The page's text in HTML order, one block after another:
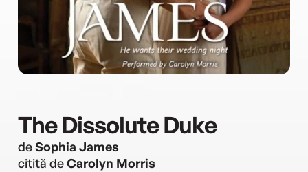
The Dissolute Duke
deSophia James
citită deCarolyn Morris